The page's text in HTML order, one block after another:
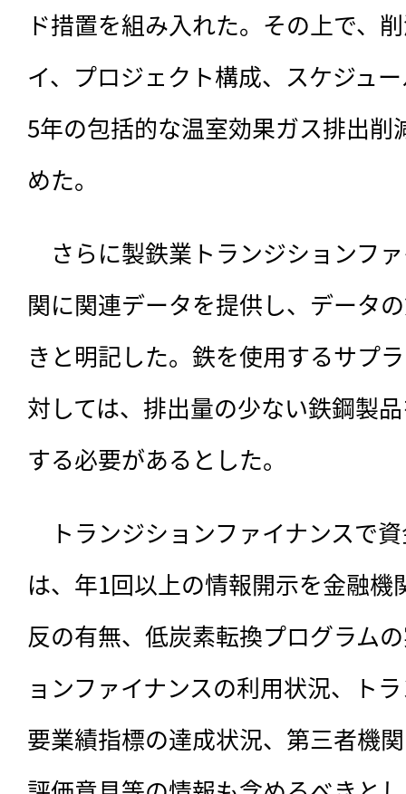
ド措置を組み入れた。その上で、
イ、プロジェクト構成、スケジュ
5年の包括的な温室効果ガス排出
めた。
さらに製鉄業トランジションフ
関に関連データを提供し、データ
きと明記した。鉄を使用するサプ
対しては、排出量の少ない鉄鋼製
する必要があるとした。
トランジションファイナンスで
は、年1回以上の情報開示を金融
反の有無、低炭素転換プログラム
ョンファイナンスの利用状況、ト
要業績指標の達成状況、第三者機